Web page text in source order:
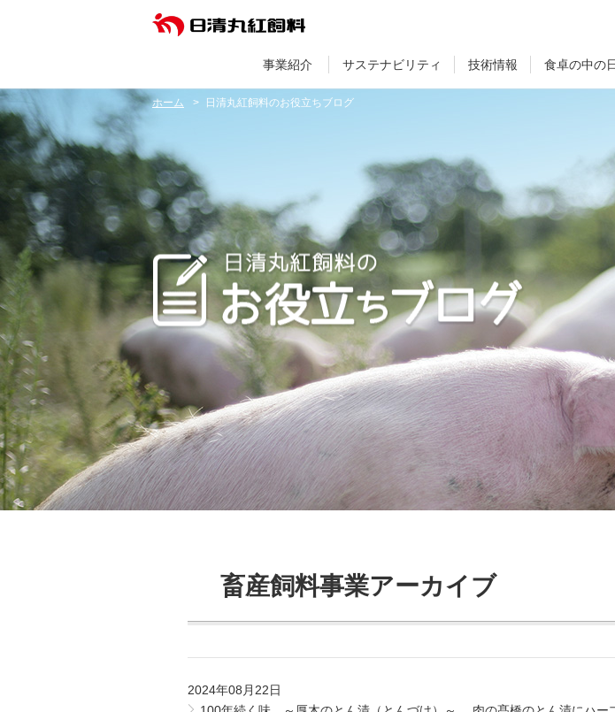
事業紹介 サステナビリティ 技術情報 食卓の中の
ホーム 日清丸紅飼料のお役立ちブログ
畜産飼料事業アーカイブ
2024年08月22日